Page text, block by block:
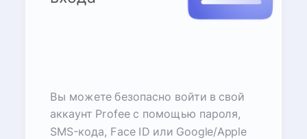
Вы можете безопасно войти в свой
аккаунт Profee с помощью пароля,
SMS-кода, Face ID или Google/Apple